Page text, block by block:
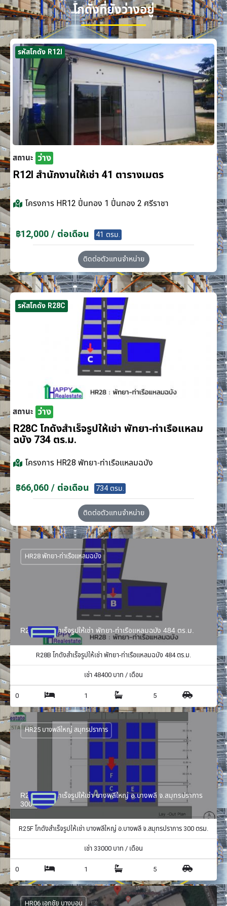
โกดังที่ยังว่างอยู่
รหัสโกดัง R12I
สถานะ ว่าง
R12I สำนักงานให้เช่า 41 ตารางเมตร
โครงการ HR12 ปิ่นทอง 1 ปิ่นทอง 2 ศรีราชา
฿12,000 / ต่อเดือน 41 ตรม.
ติดต่อตัวแทนจำหน่าย
รหัสโกดัง R28C
สถานะ ว่าง
R28C โกดังสำเร็จรูปให้เช่า พัทยา-ท่าเรือแหลม
ฉบัง 734 ตร.ม.
โครงการ HR28 พัทยา-ท่าเรือแหลมฉบัง
฿66,060 / ต่อเดือน 734 ตรม.
ติดต่อตัวแทนจำหน่าย
R28B โกดังสำเร็จรูปให้เช่า พัทยา-ท่าเรือแหลมฉบัง 484 ตร.ม.
HR28 พัทยา-ท่าเรือแหลมฉบัง
R28B โกดังสำเร็จรูปให้เช่า พัทยา-ท่าเรือแหลมฉบัง 484 ตร.ม.
เช่า48400 บาท / เดือน
0 1 5
R25F โกดังสำเร็จรูปให้เช่า บางพลีใหญ่ อ.บางพลี จ.สมุทรปราการ
300 ตรม.
HR25 บางพลีใหญ่ สมุทรปราการ
R25F โกดังสำเร็จรูปให้เช่า บางพลีใหญ่ อ.บางพลี จ.สมุทรปราการ 300 ตรม.
เช่า 33000 บาท / เดือน
0 1 5
HR06 เอกชัย บางบอน